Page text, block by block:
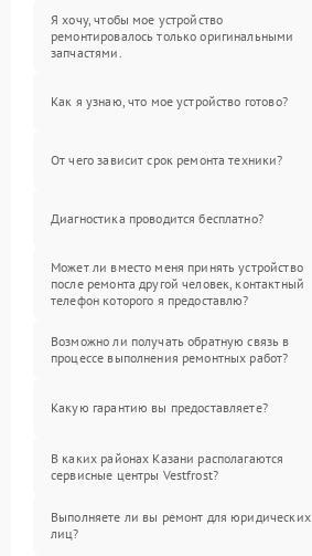
Я хочу, чтобы мое устройство
ремонтировалось только оригинальными
запчастями.
Как я узнаю, что мое устройство готово?
От чего зависит срок ремонта техники?
Диагностика проводится бесплатно?
Может ли вместо меня принять устройство
после ремонта другой человек, контактный
телефон которого я предоставлю?
Возможно ли получать обратную связь в
процессе выполнения ремонтных работ?
Какую гарантию вы предоставляете?
В каких районах Казани располагаются
сервисные центры Vestfrost?
Выполняете ли вы ремонт для юридических
лиц?